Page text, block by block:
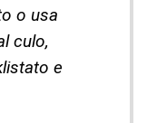
o usa
culo,
e